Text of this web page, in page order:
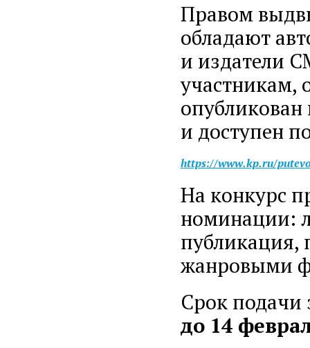
Правом
обладают
и издатели
участникам,
опубликован
и доступен
https://www.kp.ru/
На конкурс
номинации:
публикация,
жанровыми
Срок подачи
до 14